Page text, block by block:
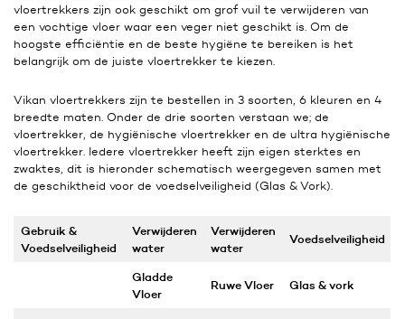
vloertrekkers zijn ook geschikt om grof vuil te verwijderen van
een vochtige vloer waar een veger niet geschikt is. Om de
hoogste efficiëntie en de beste hygiëne te bereiken is het
belangrijk om de juiste vloertrekker te kiezen.
Vikan vloertrekkers zijn te bestellen in 3 soorten, 6 kleuren en 4
breedte maten. Onder de drie soorten verstaan we; de
vloertrekker, de hygiënische vloertrekker en de ultra hygiënische
vloertrekker. Iedere vloertrekker heeft zijn eigen sterktes en
zwaktes, dit is hieronder schematisch weergegeven samen met
de geschiktheid voor de voedselveiligheid (Glas & Vork).
Gebruik &
Voedselveiligheid
Verwijderen
water
Verwijderen
water
Voedselveiligheid
Gladde
Vloer
Ruwe Vloer Glas & vork